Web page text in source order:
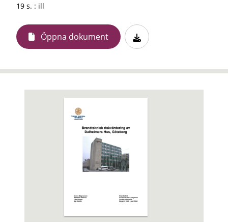
19 s. : ill
Öppna dokument